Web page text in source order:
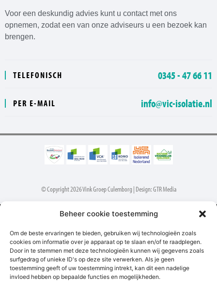
Beheer cookie toestemming
Om de beste ervaringen te bieden, gebruiken wij technologieën zoals
cookies om informatie over je apparaat op te slaan en/of te raadplegen.
Door in te stemmen met deze technologieën kunnen wij gegevens zoals
surfgedrag of unieke ID's op deze site verwerken. Als je geen
toestemming geeft of uw toestemming intrekt, kan dit een nadelige
invloed hebben op bepaalde functies en mogelijkheden.
Voor een deskundig advies kunt u contact met ons
opnemen, zodat een van onze adviseurs u een bezoek kan
brengen.
TELEFONISCH 0345 - 47 66 11
PER E-MAIL info@vic-isolatie.nl
© Copyright 2026 Vink Groep Culemborg | Design: GTR Media
DislaimerPrivacy PolicyCookies
Waar wilt u een offerte voor aanvragen?